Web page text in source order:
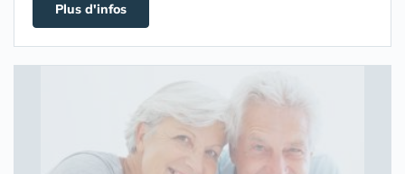
Plus d'infos